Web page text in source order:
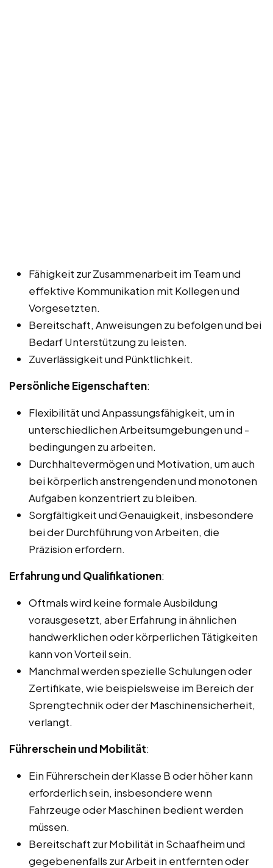
Fähigkeit zur Zusammenarbeit im Team und
effektive Kommunikation mit Kollegen und
Vorgesetzten.
Bereitschaft, Anweisungen zu befolgen und bei
Bedarf Unterstützung zu leisten.
Zuverlässigkeit und Pünktlichkeit.
Persönliche Eigenschaften:
Flexibilität und Anpassungsfähigkeit, um in
unterschiedlichen Arbeitsumgebungen und -
bedingungen zu arbeiten.
Durchhaltevermögen und Motivation, um auch
bei körperlich anstrengenden und monotonen
Aufgaben konzentriert zu bleiben.
Sorgfältigkeit und Genauigkeit, insbesondere
bei der Durchführung von Arbeiten, die
Präzision erfordern.
Erfahrung und Qualifikationen:
Oftmals wird keine formale Ausbildung
vorausgesetzt, aber Erfahrung in ähnlichen
handwerklichen oder körperlichen Tätigkeiten
kann von Vorteil sein.
Manchmal werden spezielle Schulungen oder
Zertifikate, wie beispielsweise im Bereich der
Sprengtechnik oder der Maschinensicherheit,
verlangt.
Führerschein und Mobilität:
Ein Führerschein der Klasse B oder höher kann
erforderlich sein, insbesondere wenn
Fahrzeuge oder Maschinen bedient werden
müssen.
Bereitschaft zur Mobilität in Schaafheim und
gegebenenfalls zur Arbeit in entfernten oder